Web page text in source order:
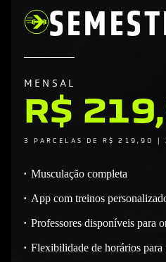
MENSAL
R$
3 PARCELAS DE R$ 219,90 |
Musculação completa
App com treinos
Professores disponíveis para
Flexibilidade de horários para